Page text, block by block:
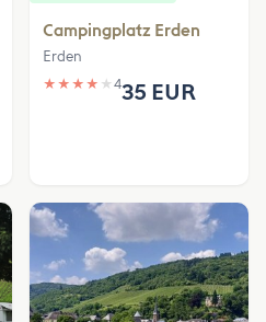
Campingplatz Erden
Erden
★ ★ ★ ★ ★ 435 EUR